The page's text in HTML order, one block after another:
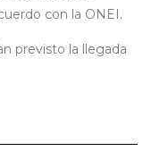
con la ONEI.
previsto la llegada